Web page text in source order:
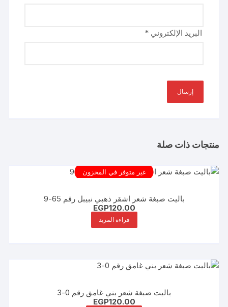
البريد الإلكتروني*
منتجات ذات صلة
غير متوفر في المخزون
باليت صبغة شعر اشقر ذهبي نبيبل رقم 65-9
EGP120.00
قراءة المزيد
باليت صبغة شعر بني غامق رقم 0-3
EGP120.00